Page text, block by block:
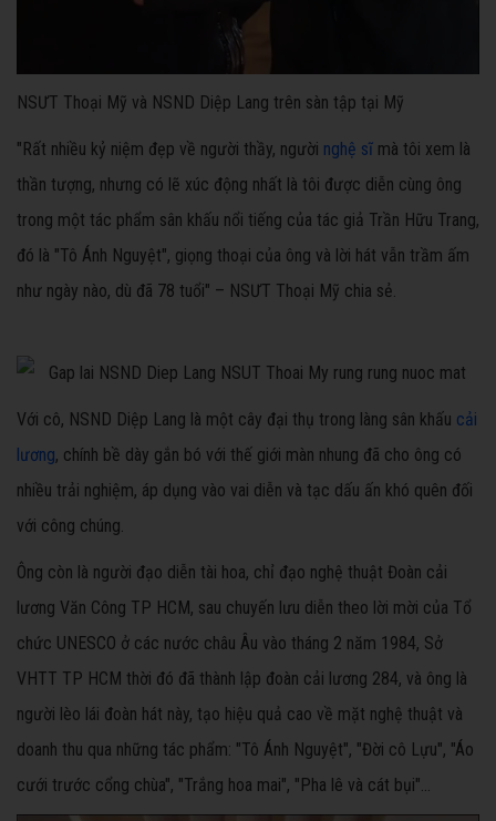
NSƯT Thoại Mỹ và NSND Diệp Lang trên sàn tập tại Mỹ
"Rất nhiều kỷ niệm đẹp về người thầy, người nghệ sĩ mà tôi xem là
thần tượng, nhưng có lẽ xúc động nhất là tôi được diễn cùng ông
trong một tác phẩm sân khấu nổi tiếng của tác giả Trần Hữu Trang,
đó là "Tô Ánh Nguyệt", giọng thoại của ông và lời hát vẫn trầm ấm
như ngày nào, dù đã 78 tuổi" – NSƯT Thoại Mỹ chia sẻ.
Với cô, NSND Diệp Lang là một cây đại thụ trong làng sân khấu cải
lương, chính bề dày gắn bó với thế giới màn nhung đã cho ông có
nhiều trải nghiệm, áp dụng vào vai diễn và tạc dấu ấn khó quên đối
với công chúng.
Ông còn là người đạo diễn tài hoa, chỉ đạo nghệ thuật Đoàn cải
lương Văn Công TP HCM, sau chuyến lưu diễn theo lời mời của Tổ
chức UNESCO ở các nước châu Âu vào tháng 2 năm 1984, Sở
VHTT TP HCM thời đó đã thành lập đoàn cải lương 284, và ông là
người lèo lái đoàn hát này, tạo hiệu quả cao về mặt nghệ thuật và
doanh thu qua những tác phẩm: "Tô Ánh Nguyệt", "Đời cô Lựu", "Áo
cưới trước cổng chùa", "Trắng hoa mai", "Pha lê và cát bụi"…